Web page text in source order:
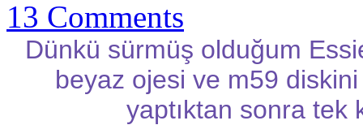
13 Comments
Dünkü sürmüş olduğum
beyaz ojesi ve m59 diskini
yaptıktan sonra tek